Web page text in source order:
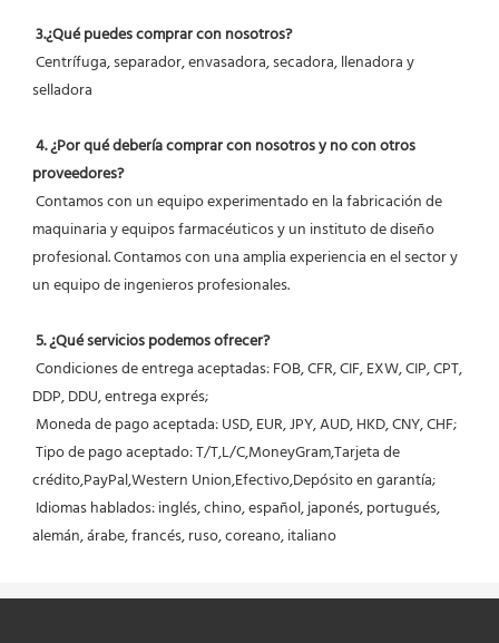
3.¿Qué puedes comprar con nosotros?
selladora
4. ¿Por qué debería comprar con nosotros y no con otros
proveedores?
maquinaria y equipos farmacéuticos y un instituto de diseño
profesional. Contamos con una amplia experiencia en el sector y
un equipo de ingenieros profesionales.
5. ¿Qué servicios podemos ofrecer?
DDP, DDU, entrega exprés;
Moneda de pago aceptada: USD, EUR, JPY, AUD, HKD, CNY, CHF;
crédito,PayPal,Western Union,Efectivo,Depósito en garantía;
alemán, árabe, francés, ruso, coreano, italiano